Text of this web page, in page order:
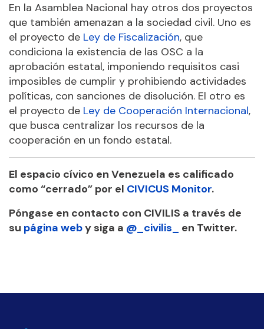
En la Asamblea Nacional hay otros dos proyectos
que también amenazan a la sociedad civil. Uno es
el proyecto de Ley de Fiscalización, que
condiciona la existencia de las OSC a la
aprobación estatal, imponiendo requisitos casi
imposibles de cumplir y prohibiendo actividades
políticas, con sanciones de disolución. El otro es
el proyecto de Ley de Cooperación Internacional,
que busca centralizar los recursos de la
cooperación en un fondo estatal.
El espacio cívico en Venezuela es calificado
como “cerrado” por el CIVICUS Monitor.
Póngase en contacto con CIVILIS a través de
su página weby siga a @_civilis_ en Twitter.